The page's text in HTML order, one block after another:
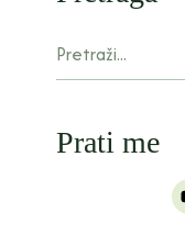
Prati me